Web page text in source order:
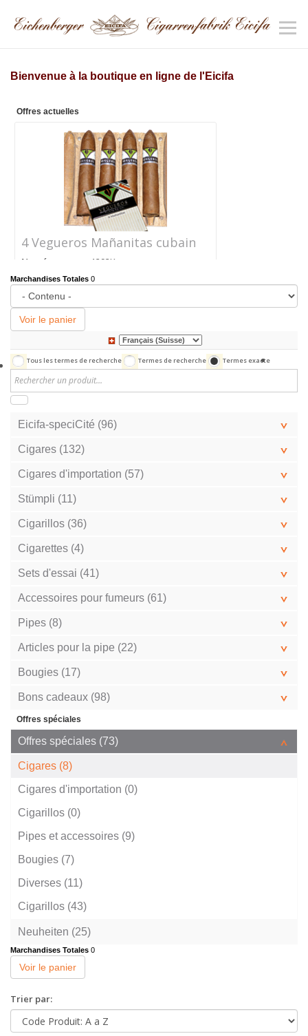
Bienvenue à la boutique en ligne de l'Eicifa
Offres actuelles
4 Vegueros Mañanitas cubain
Numéro
d'article
1292K
Prix
Marchandises Totales 0
Voir le panier
Tous les termes de recherche Termes de recherche Termes exacte
Eicifa-speciCité (96)
Cigares (132)
Cigares d'importation (57)
Stümpli (11)
Cigarillos (36)
Cigarettes (4)
Sets d'essai (41)
Accessoires pour fumeurs (61)
Pipes (8)
Articles pour la pipe (22)
Bougies (17)
Bons cadeaux (98)
Offres spéciales
Offres spéciales (73)
Cigares (8)
Cigares d'importation (0)
Cigarillos (0)
Pipes et accessoires (9)
Bougies (7)
Diverses (11)
Cigarillos (43)
Neuheiten (25)
Marchandises Totales 0
Voir le panier
Trier par: